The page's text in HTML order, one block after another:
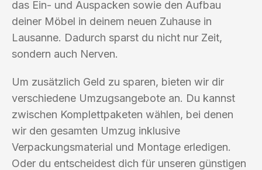
das Ein- und Auspacken sowie den Aufbau
deiner Möbel in deinem neuen Zuhause in
Lausanne. Dadurch sparst du nicht nur Zeit,
sondern auch Nerven.
Um zusätzlich Geld zu sparen, bieten wir dir
verschiedene Umzugsangebote an. Du kannst
zwischen Komplettpaketen wählen, bei denen
wir den gesamten Umzug inklusive
Verpackungsmaterial und Montage erledigen.
Oder du entscheidest dich für unseren günstigen